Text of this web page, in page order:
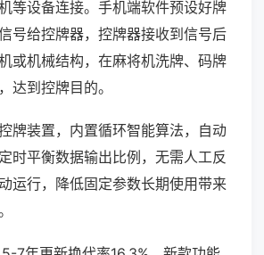
等设备连接。手机端软件预设好牌
号给控牌器，控牌器接收到信号后
或机械结构，在麻将机洗牌、码牌
达到控牌目的。
牌装置，内置循环智能算法，自动
时平衡数据输出比例，无需人工反
运行，降低固定参数长期使用带来